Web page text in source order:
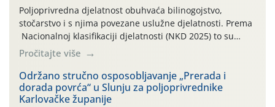
Poljoprivredna djelatnost obuhvaća bilinogojstvo,
stočarstvo i s njima povezane uslužne djelatnosti. Prema
Nacionalnoj klasifikaciji djelatnosti (NKD 2025) to su
skupne 01.1, 01.2, 01.3, 01.4, 01.5 i 01.6. Djelatnost
prerade poljoprivrednih proizvoda je svako djelovanje na
poljoprivredni proizvod čiji je rezultat proizvod koji
također može biti poljoprivredni proizvod poput npr.
maslinovog ulja, bučinog ulja, vino od […]
Pročitajte više
Održano stručno osposobljavanje „Prerada i
dorada povrća“ u Slunju za poljoprivrednike
Karlovačke županije